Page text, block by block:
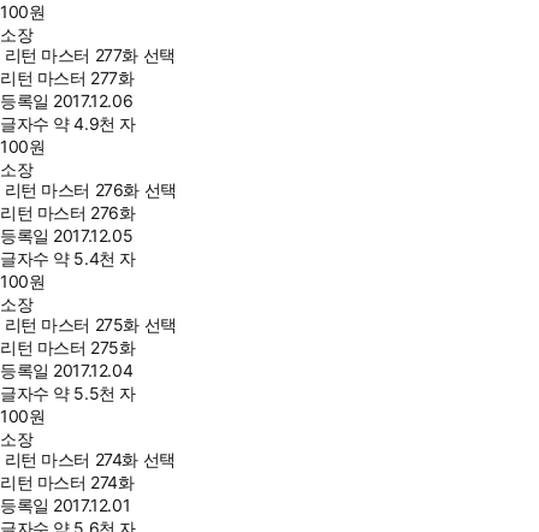
100원
소장
리턴 마스터 277화 선택
리턴 마스터 277화
등록일 2017.12.06
글자수 약 4.9천 자
100원
소장
리턴 마스터 276화 선택
리턴 마스터 276화
등록일 2017.12.05
글자수 약 5.4천 자
100원
소장
리턴 마스터 275화 선택
리턴 마스터 275화
등록일 2017.12.04
글자수 약 5.5천 자
100원
소장
리턴 마스터 274화 선택
리턴 마스터 274화
등록일 2017.12.01
글자수 약 5.6천 자